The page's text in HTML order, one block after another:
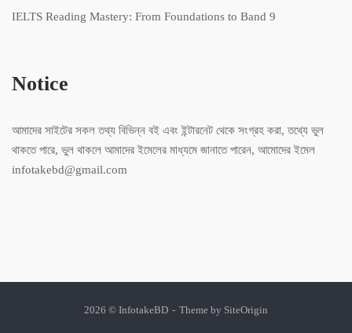
IELTS Reading Mastery: From Foundations to Band 9
Notice
আমাদের সাইটের সকল তথ্য বিভিন্ন বই এবং ইন্টারনেট থেকে সংগ্রহ করা, তথ্যে ভুল
থাকতে পারে, ভুল থাকলে আমাদের ইমেলের মাধ্যমে জানাতে পারেন, আমোদের ইমেল
infotakebd@gmail.com
2026 © InfotakeBD Theme by SiteOrigin